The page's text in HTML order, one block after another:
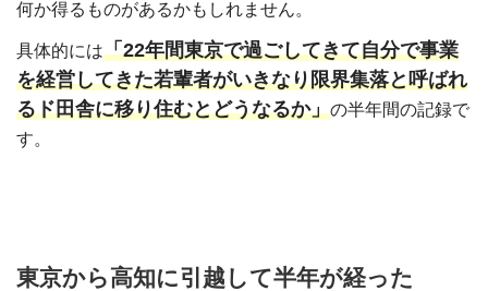
何か得るものがあるかもしれません。
具体的には「22年間東京で過ごしてきて自分で事業
を経営してきた若輩者がいきなり限界集落と呼ばれ
るド田舎に移り住むとどうなるか」の半年間の記録で
す。
東京から高知に引越して半年が経った